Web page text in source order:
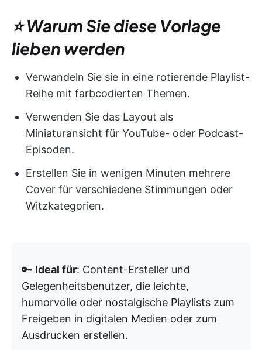
⭐ Warum Sie diese Vorlage
lieben werden
Verwandeln Sie sie in eine rotierende Playlist-
Reihe mit farbcodierten Themen.
Verwenden Sie das Layout als
Miniaturansicht für YouTube- oder Podcast-
Episoden.
Erstellen Sie in wenigen Minuten mehrere
Cover für verschiedene Stimmungen oder
Witzkategorien.
🔑 Ideal für: Content-Ersteller und
Gelegenheitsbenutzer, die leichte,
humorvolle oder nostalgische Playlists zum
Freigeben in digitalen Medien oder zum
Ausdrucken erstellen.